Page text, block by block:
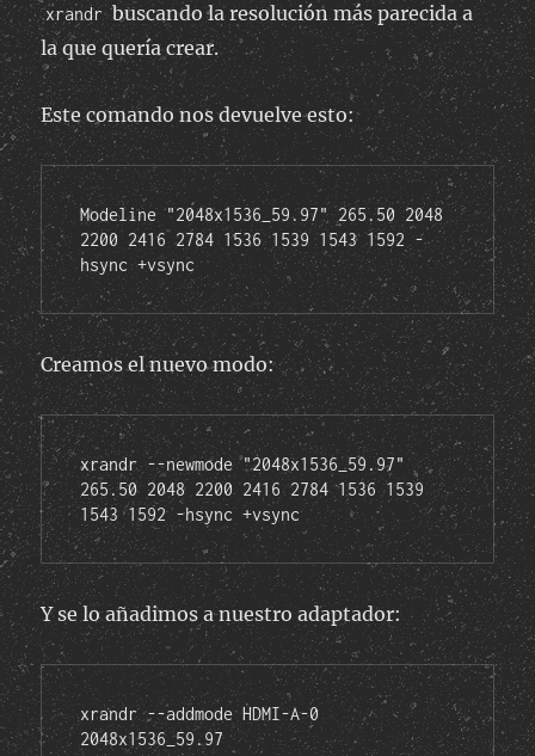
xrandr buscando la resolución más parecida a
la que quería crear.
Este comando nos devuelve esto:
Modeline "2048x1536_59.97" 265.50 2048
2200 2416 2784 1536 1539 1543 1592 -
hsync +vsync
Creamos el nuevo modo:
xrandr --newmode "2048x1536_59.97"
265.50 2048 2200 2416 2784 1536 1539
1543 1592 -hsync +vsync
Y se lo añadimos a nuestro adaptador:
xrandr --addmode HDMI-A-0
2048x1536_59.97